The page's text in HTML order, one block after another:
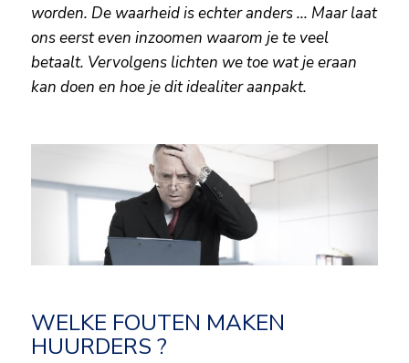
worden. De waarheid is echter anders ... Maar laat
ons eerst even inzoomen waarom je te veel
betaalt. Vervolgens lichten we toe wat je eraan
kan doen en hoe je dit idealiter aanpakt.
WELKE FOUTEN MAKEN
HUURDERS ?